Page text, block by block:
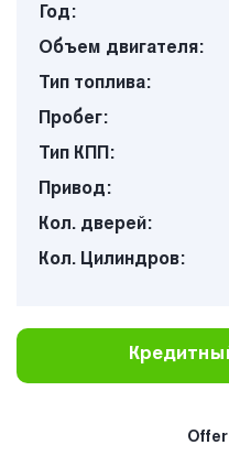
Год:
Объем двигателя:
Тип топлива:
Пробег:
Тип КПП:
Привод:
Кол. дверей:
Кол. Цилиндров:
Offer